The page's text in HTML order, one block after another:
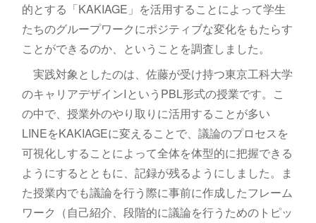
的とする「KAKIAGE」を活用することによって学生
たちのグループワークにポジティブな変化をもたらす
ことができるのか、ということを調査しました。
実践対象としたのは、佐藤が受け持つ東京工科大学
のキャリアデザインⅠというPBL形式の授業です。こ
の中で、授業外のやり取りに活用することが多い
LINEをKAKIAGEに変えることで、議論のプロセスを
可視化しすることによって全体を体型的に把握できる
ようにするとともに、記録が残るようにしました。ま
た授業内でも議論を行う際に事前に作成したフレーム
ワーク（自己紹介、段階的に議論を行うためのトピッ